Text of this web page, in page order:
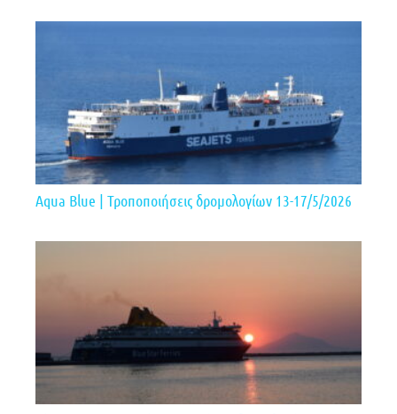
Aqua Blue | Τροποποιήσεις δρομολογίων 13-17/5/2026